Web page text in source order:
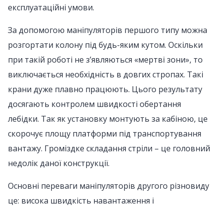
експлуатаційні умови.
За допомогою маніпуляторів першого типу можна
розгортати колону під будь-яким кутом. Оскільки
при такій роботі не з’являються «мертві зони», то
виключається необхідність в довгих стропах. Такі
крани дуже плавно працюють. Цього результату
досягають контролем швидкості обертання
лебідки. Так як установку монтують за кабіною, це
скорочує площу платформи під транспортування
вантажу. Громіздке складання стріли – це головний
недолік даної конструкції.
Основні переваги маніпуляторів другого різновиду
це: висока швидкість навантаження і